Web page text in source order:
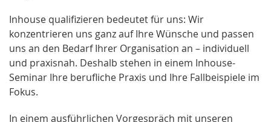
Inhouse qualifizieren bedeutet für uns: Wir
konzentrieren uns ganz auf Ihre Wünsche und passen
uns an den Bedarf Ihrer Organisation an – individuell
und praxisnah. Deshalb stehen in einem Inhouse-
Seminar Ihre berufliche Praxis und Ihre Fallbeispiele im
Fokus.
In einem ausführlichen Vorgespräch mit unseren